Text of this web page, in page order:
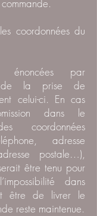
coordonnées du
énoncées par
de la prise de
celui-ci. En cas
dans le
coordonnées
adresse
postale…),
être tenu pour
dans
être de livrer le
reste maintenue.